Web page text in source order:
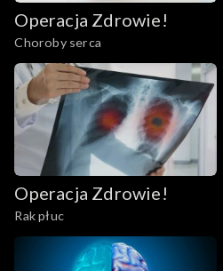
Operacja Zdrowie!
Choroby serca
Operacja Zdrowie!
Rak płuc